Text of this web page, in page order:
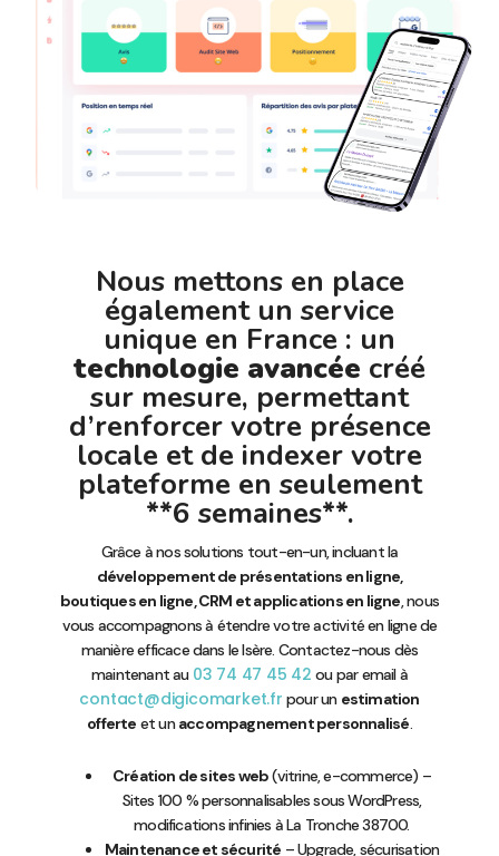
Nous mettons en place
également un service
unique en France : un
technologie avancée créé
sur mesure, permettant
d’renforcer votre présence
locale et de indexer votre
plateforme en seulement
**6 semaines**.
Grâce à nos solutions tout-en-un, incluant la
développement de présentations en ligne,
boutiques en ligne, CRM et applications en ligne, nous
vous accompagnons à étendre votre activité en ligne de
manière efficace dans le Isère. Contactez-nous dès
maintenant au 03 74 47 45 42 ou par email à
contact@digicomarket.fr pour un estimation
offerte et unaccompagnement personnalisé.
Création de sites web(vitrine, e-commerce) –
Sites 100 % personnalisables sous WordPress,
modifications infinies à La Tronche 38700.
Maintenance et sécurité – Upgrade, sécurisation